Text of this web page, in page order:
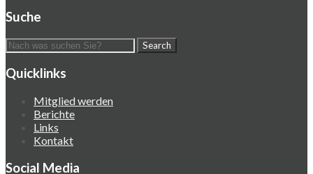
Suche
Quicklinks
Mitglied werden
Berichte
Links
Kontakt
Social Media